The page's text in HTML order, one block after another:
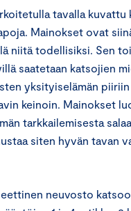
tavalla kuvattu
Mainokset ovat
niitä todellisiksi. Sen
saatetaan katsojien
yksityiselämän
keinoin. Mainokset
tarkkailemisesta
siten hyvän tavan
neuvosto